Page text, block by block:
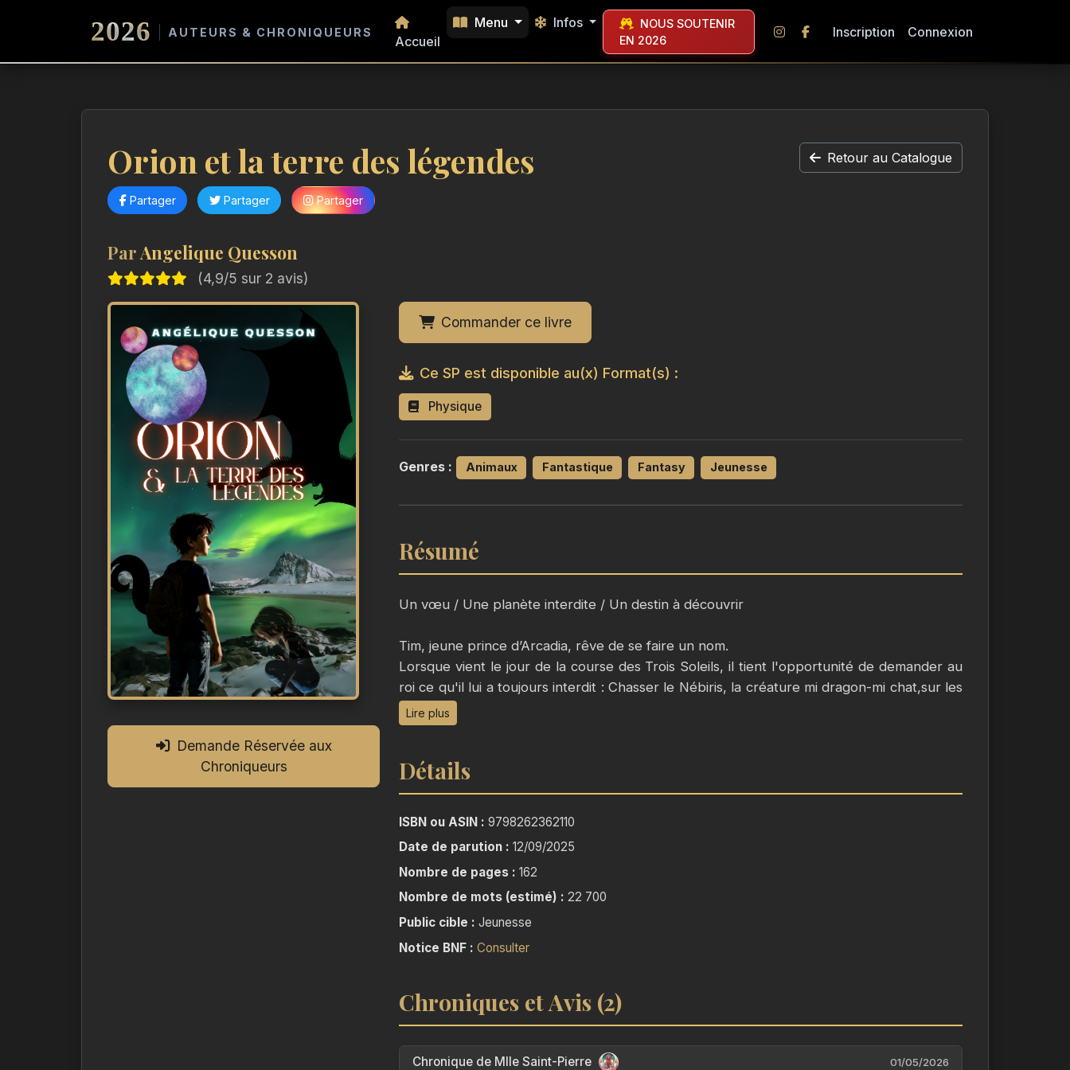
2026 AUTEURS & CHRONIQUEURS
Accueil
Menu Infos
NOUS SOUTENIR
EN 2026
Inscription Connexion
Orion et la terre des légendes Retour au Catalogue
Partager Partager Partager
ParAngelique Quesson
(4,9/5 sur 2 avis)
Demande Réservée aux
Chroniqueurs
Commander ce livre
Ce SP est disponible au(x) Format(s) :
Physique
Genres : Animaux Fantastique Fantasy Jeunesse
Résumé
Un vœu / Une planète interdite / Un destin à découvrir
Tim, jeune prince d’Arcadia, rêve de se faire un nom.
Lorsque vient le jour de la course des Trois Soleils, il tient l'opportunité de demander au
roi ce qu'il lui a toujours interdit : Chasser le Nébiris, la créature mi dragon-mi chat,sur les
Terres interdites de Valtara.
merveilles et dangers vont le plonger au cœur des légendes oubliées de la galaxie
d'Orion.
Lire plus
Détails
ISBN ou ASIN : 9798262362110
Date de parution : 12/09/2025
Nombre de pages : 162
Nombre de mots (estimé) : 22 700
Public cible : Jeunesse
Notice BNF : Consulter
Chroniques et Avis (2)
Chronique de Mlle Saint-Pierre 01/05/2026